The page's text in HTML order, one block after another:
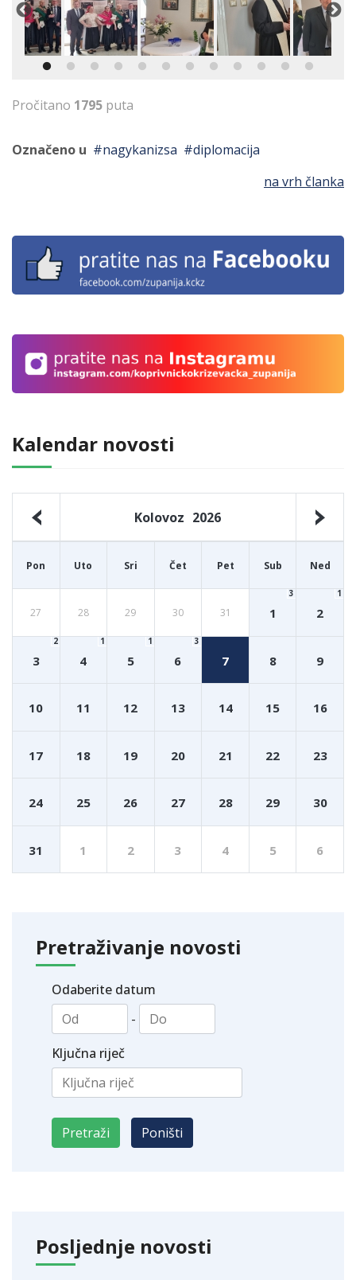
Kalendar novosti
Kolovoz 2026
Pon Uto Sri Čet Pet Sub Ned
27 28 29 30 31 1
3
2
1
3
2
4
1
5
1
6
3
7 8 9
10 11 12 13 14 15 16
17 18 19 20 21 22 23
24 25 26 27 28 29 30
31 1 2 3 4 5 6
Pretraživanje novosti
Odaberite datum
-
Ključna riječ
Posljednje novosti
Pročitano 1795 puta
Označeno u nagykanizsa
diplomacija
na vrh članka